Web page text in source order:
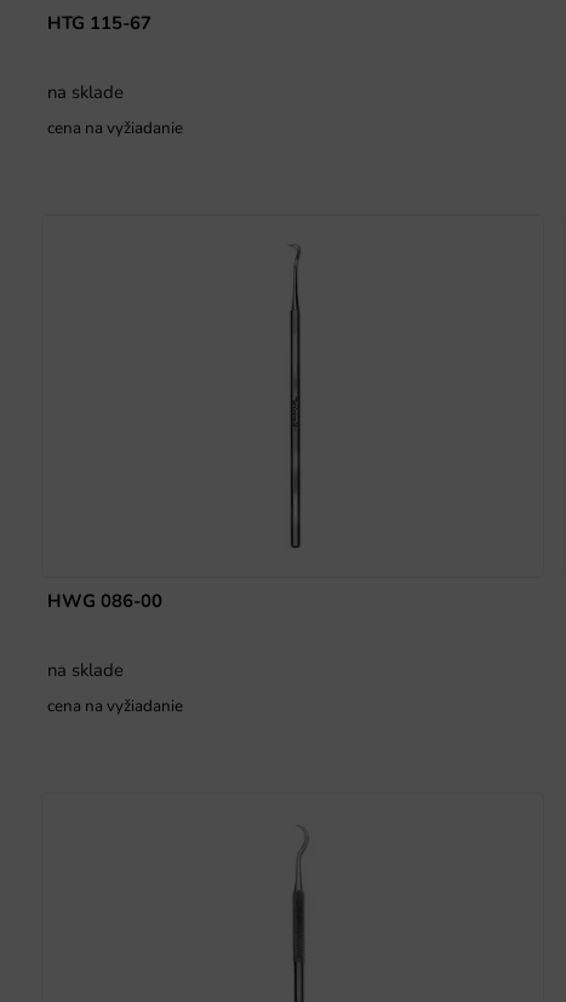
HTG 115-67
na sklade
cena na vyžiadanie
HWG 086-00
na sklade
cena na vyžiadanie